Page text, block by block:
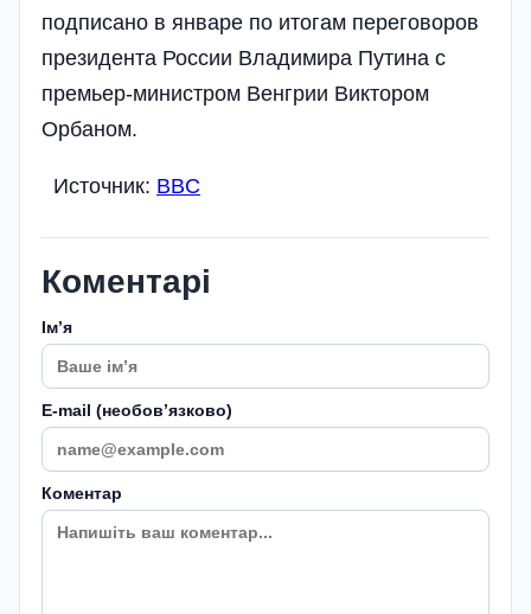
подписано в январе по итогам переговоров
президента России Владимира Путина с
премьер-министром Венгрии Виктором
Орбаном.
Источник: BBC
Коментарі
Імʼя
E-mail (необовʼязково)
Коментар